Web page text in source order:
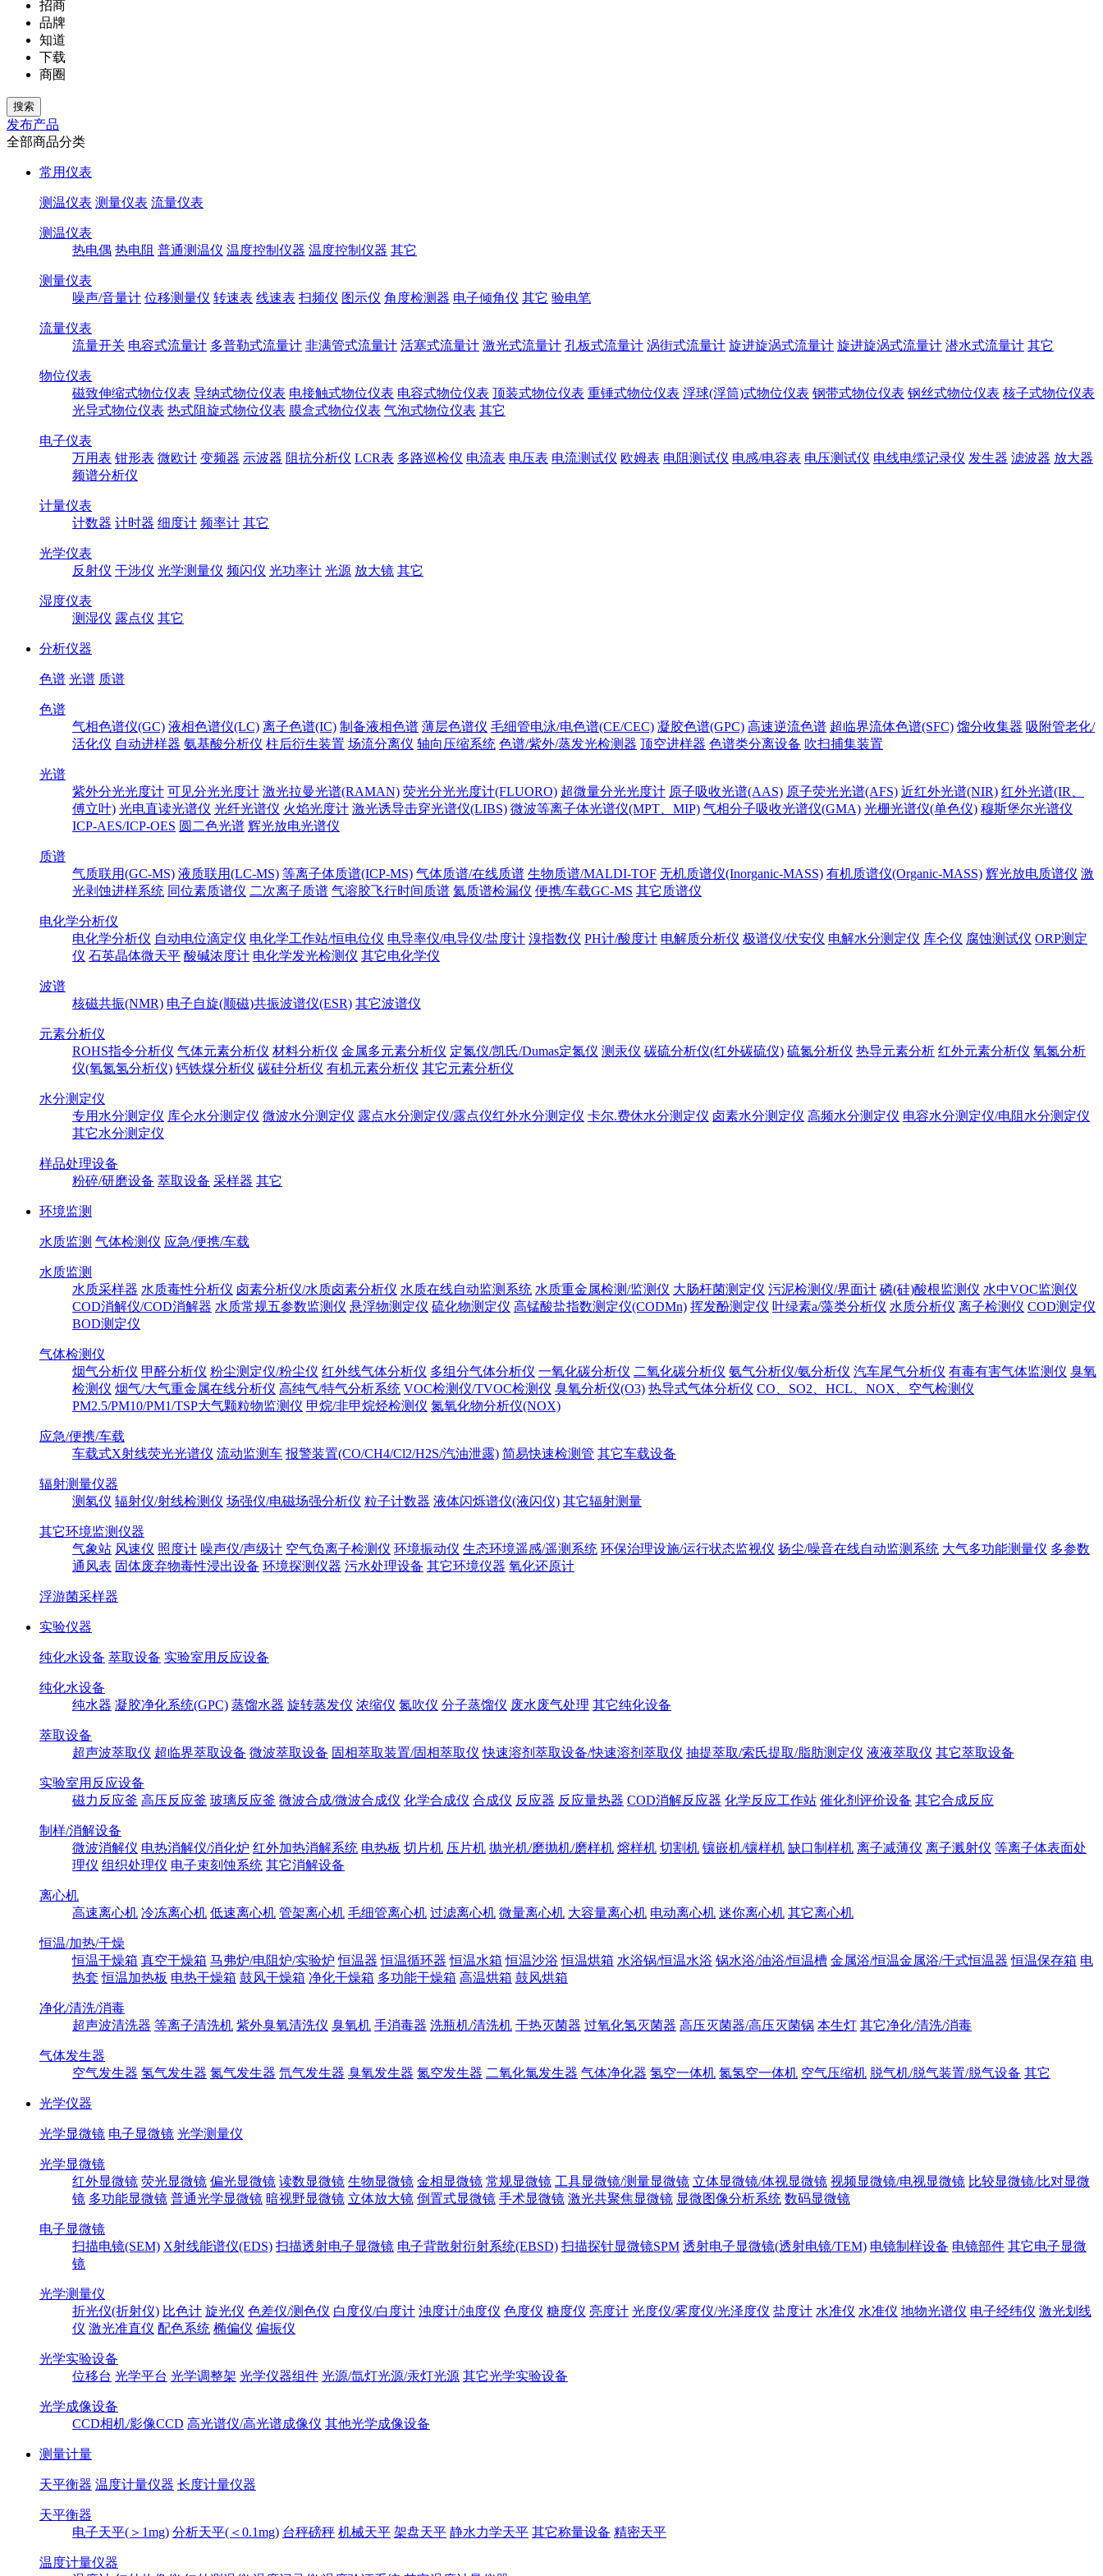
招商
品牌
知道
下载
商圈
发布产品
全部商品分类
常用仪表
测温仪表 测量仪表 流量仪表
测温仪表
热电偶 热电阻 普通测温仪 温度控制仪器 温度控制仪器 其它
测量仪表
噪声/音量计 位移测量仪 转速表 线速表 扫频仪 图示仪 角度检测器 电子倾角仪 其它 验电笔
流量仪表
流量开关 电容式流量计 多普勒式流量计 非满管式流量计 活塞式流量计 激光式流量计 孔板式流量计 涡街式流量计 旋进旋涡式流量计 旋进旋涡式流量计 潜水式流量计 其它
物位仪表
磁致伸缩式物位仪表 导纳式物位仪表 电接触式物位仪表 电容式物位仪表 顶装式物位仪表 重锤式物位仪表 浮球(浮筒)式物位仪表 钢带式物位仪表 钢丝式物位仪表 核子式物位仪表
光导式物位仪表 热式阻旋式物位仪表 膜盒式物位仪表 气泡式物位仪表 其它
电子仪表
万用表 钳形表 微欧计 变频器 示波器 阻抗分析仪 LCR表 多路巡检仪 电流表 电压表 电流测试仪 欧姆表 电阻测试仪 电感/电容表 电压测试仪 电线电缆记录仪 发生器 滤波器 放大器
频谱分析仪
计量仪表
计数器 计时器 细度计 频率计 其它
光学仪表
反射仪 干涉仪 光学测量仪 频闪仪 光功率计 光源 放大镜 其它
湿度仪表
测湿仪 露点仪 其它
分析仪器
色谱 光谱 质谱
色谱
气相色谱仪(GC) 液相色谱仪(LC) 离子色谱(IC) 制备液相色谱 薄层色谱仪 毛细管电泳/电色谱(CE/CEC) 凝胶色谱(GPC) 高速逆流色谱 超临界流体色谱(SFC) 馏分收集器 吸附管老化/
活化仪 自动进样器 氨基酸分析仪 柱后衍生装置 场流分离仪 轴向压缩系统 色谱/紫外/蒸发光检测器 顶空进样器 色谱类分离设备 吹扫捕集装置
光谱
紫外分光光度计 可见分光光度计 激光拉曼光谱(RAMAN) 荧光分光光度计(FLUORO) 超微量分光光度计 原子吸收光谱(AAS) 原子荧光光谱(AFS) 近红外光谱(NIR) 红外光谱(IR、
傅立叶) 光电直读光谱仪 光纤光谱仪 火焰光度计 激光诱导击穿光谱仪(LIBS) 微波等离子体光谱仪(MPT、MIP) 气相分子吸收光谱仪(GMA) 光栅光谱仪(单色仪) 穆斯堡尔光谱仪
ICP-AES/ICP-OES 圆二色光谱 辉光放电光谱仪
质谱
气质联用(GC-MS) 液质联用(LC-MS) 等离子体质谱(ICP-MS) 气体质谱/在线质谱 生物质谱/MALDI-TOF 无机质谱仪(Inorganic-MASS) 有机质谱仪(Organic-MASS) 辉光放电质谱仪 激
光剥蚀进样系统 同位素质谱仪 二次离子质谱 气溶胶飞行时间质谱 氦质谱检漏仪 便携/车载GC-MS 其它质谱仪
电化学分析仪
电化学分析仪 自动电位滴定仪 电化学工作站/恒电位仪 电导率仪/电导仪/盐度计 溴指数仪 PH计/酸度计 电解质分析仪 极谱仪/伏安仪 电解水分测定仪 库仑仪 腐蚀测试仪 ORP测定
仪 石英晶体微天平 酸碱浓度计 电化学发光检测仪 其它电化学仪
波谱
核磁共振(NMR) 电子自旋(顺磁)共振波谱仪(ESR) 其它波谱仪
元素分析仪
ROHS指令分析仪 气体元素分析仪 材料分析仪 金属多元素分析仪 定氮仪/凯氏/Dumas定氮仪 测汞仪 碳硫分析仪(红外碳硫仪) 硫氮分析仪 热导元素分析 红外元素分析仪 氧氮分析
仪(氧氮氢分析仪) 钙铁煤分析仪 碳硅分析仪 有机元素分析仪 其它元素分析仪
水分测定仪
专用水分测定仪 库仑水分测定仪 微波水分测定仪 露点水分测定仪/露点仪红外水分测定仪 卡尔.费休水分测定仪 卤素水分测定仪 高频水分测定仪 电容水分测定仪/电阻水分测定仪
其它水分测定仪
样品处理设备
粉碎/研磨设备 萃取设备 采样器 其它
环境监测
水质监测 气体检测仪 应急/便携/车载
水质监测
水质采样器 水质毒性分析仪 卤素分析仪/水质卤素分析仪 水质在线自动监测系统 水质重金属检测/监测仪 大肠杆菌测定仪 污泥检测仪/界面计 磷(硅)酸根监测仪 水中VOC监测仪
COD消解仪/COD消解器 水质常规五参数监测仪 悬浮物测定仪 硫化物测定仪 高锰酸盐指数测定仪(CODMn) 挥发酚测定仪 叶绿素a/藻类分析仪 水质分析仪 离子检测仪 COD测定仪
BOD测定仪
气体检测仪
烟气分析仪 甲醛分析仪 粉尘测定仪/粉尘仪 红外线气体分析仪 多组分气体分析仪 一氧化碳分析仪 二氧化碳分析仪 氨气分析仪/氨分析仪 汽车尾气分析仪 有毒有害气体监测仪 臭氧
检测仪 烟气/大气重金属在线分析仪 高纯气/特气分析系统 VOC检测仪/TVOC检测仪 臭氧分析仪(O3) 热导式气体分析仪 CO、SO2、HCL、NOX、空气检测仪
PM2.5/PM10/PM1/TSP大气颗粒物监测仪 甲烷/非甲烷烃检测仪 氮氧化物分析仪(NOX)
应急/便携/车载
车载式X射线荧光光谱仪 流动监测车 报警装置(CO/CH4/Cl2/H2S/汽油泄露) 简易快速检测管 其它车载设备
辐射测量仪器
测氡仪 辐射仪/射线检测仪 场强仪/电磁场强分析仪 粒子计数器 液体闪烁谱仪(液闪仪) 其它辐射测量
其它环境监测仪器
气象站 风速仪 照度计 噪声仪/声级计 空气负离子检测仪 环境振动仪 生态环境遥感/遥测系统 环保治理设施/运行状态监视仪 扬尘/噪音在线自动监测系统 大气多功能测量仪 多参数
通风表 固体废弃物毒性浸出设备 环境探测仪器 污水处理设备 其它环境仪器 氧化还原计
浮游菌采样器
实验仪器
纯化水设备 萃取设备 实验室用反应设备
纯化水设备
纯水器 凝胶净化系统(GPC) 蒸馏水器 旋转蒸发仪 浓缩仪 氮吹仪 分子蒸馏仪 废水废气处理 其它纯化设备
萃取设备
超声波萃取仪 超临界萃取设备 微波萃取设备 固相萃取装置/固相萃取仪 快速溶剂萃取设备/快速溶剂萃取仪 抽提萃取/索氏提取/脂肪测定仪 液液萃取仪 其它萃取设备
实验室用反应设备
磁力反应釜 高压反应釜 玻璃反应釜 微波合成/微波合成仪 化学合成仪 合成仪 反应器 反应量热器 COD消解反应器 化学反应工作站 催化剂评价设备 其它合成反应
制样/消解设备
微波消解仪 电热消解仪/消化炉 红外加热消解系统 电热板 切片机 压片机 抛光机/磨抛机/磨样机 熔样机 切割机 镶嵌机/镶样机 缺口制样机 离子减薄仪 离子溅射仪 等离子体表面处
理仪 组织处理仪 电子束刻蚀系统 其它消解设备
离心机
高速离心机 冷冻离心机 低速离心机 管架离心机 毛细管离心机 过滤离心机 微量离心机 大容量离心机 电动离心机 迷你离心机 其它离心机
恒温/加热/干燥
恒温干燥箱 真空干燥箱 马弗炉/电阻炉/实验炉 恒温器 恒温循环器 恒温水箱 恒温沙浴 恒温烘箱 水浴锅/恒温水浴 锅水浴/油浴/恒温槽 金属浴/恒温金属浴/干式恒温器 恒温保存箱 电
热套 恒温加热板 电热干燥箱 鼓风干燥箱 净化干燥箱 多功能干燥箱 高温烘箱 鼓风烘箱
净化/清洗/消毒
超声波清洗器 等离子清洗机 紫外臭氧清洗仪 臭氧机 手消毒器 洗瓶机/清洗机 干热灭菌器 过氧化氢灭菌器 高压灭菌器/高压灭菌锅 本生灯 其它净化/清洗/消毒
气体发生器
空气发生器 氢气发生器 氮气发生器 氘气发生器 臭氧发生器 氮空发生器 二氧化氯发生器 气体净化器 氢空一体机 氮氢空一体机 空气压缩机 脱气机/脱气装置/脱气设备 其它
光学仪器
光学显微镜 电子显微镜 光学测量仪
光学显微镜
红外显微镜 荧光显微镜 偏光显微镜 读数显微镜 生物显微镜 金相显微镜 常规显微镜 工具显微镜/测量显微镜 立体显微镜/体视显微镜 视频显微镜/电视显微镜 比较显微镜/比对显微
镜 多功能显微镜 普通光学显微镜 暗视野显微镜 立体放大镜 倒置式显微镜 手术显微镜 激光共聚焦显微镜 显微图像分析系统 数码显微镜
电子显微镜
扫描电镜(SEM) X射线能谱仪(EDS) 扫描透射电子显微镜 电子背散射衍射系统(EBSD) 扫描探针显微镜SPM 透射电子显微镜(透射电镜/TEM) 电镜制样设备 电镜部件 其它电子显微
镜
光学测量仪
折光仪(折射仪) 比色计 旋光仪 色差仪/测色仪 白度仪/白度计 浊度计/浊度仪 色度仪 糖度仪 亮度计 光度仪/雾度仪/光泽度仪 盐度计 水准仪 水准仪 地物光谱仪 电子经纬仪 激光划线
仪 激光准直仪 配色系统 椭偏仪 偏振仪
光学实验设备
位移台 光学平台 光学调整架 光学仪器组件 光源/氙灯光源/汞灯光源 其它光学实验设备
光学成像设备
CCD相机/影像CCD 高光谱仪/高光谱成像仪 其他光学成像设备
测量计量
天平衡器 温度计量仪器 长度计量仪器
天平衡器
电子天平(＞1mg) 分析天平(＜0.1mg) 台秤磅秤 机械天平 架盘天平 静水力学天平 其它称量设备 精密天平
温度计量仪器